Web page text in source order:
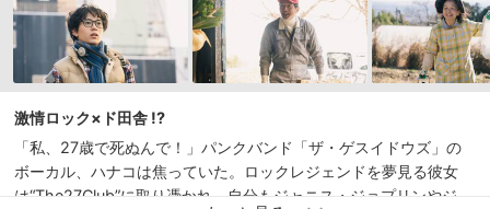
激情ロック×ド田舎 !?
「私、27歳で死ぬんで！」パンクバンド「ザ・ゲスイドウズ」の
ボーカル、ハナコは焦っていた。ロックレジェンドを夢見る彼女
は“The27Club”に取り憑かれ、自分もジャニス・ジョプリンやジ